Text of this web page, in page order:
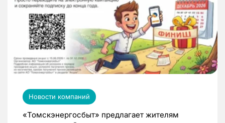
Новости компаний
«Томскэнергосбыт» предлагает жителям